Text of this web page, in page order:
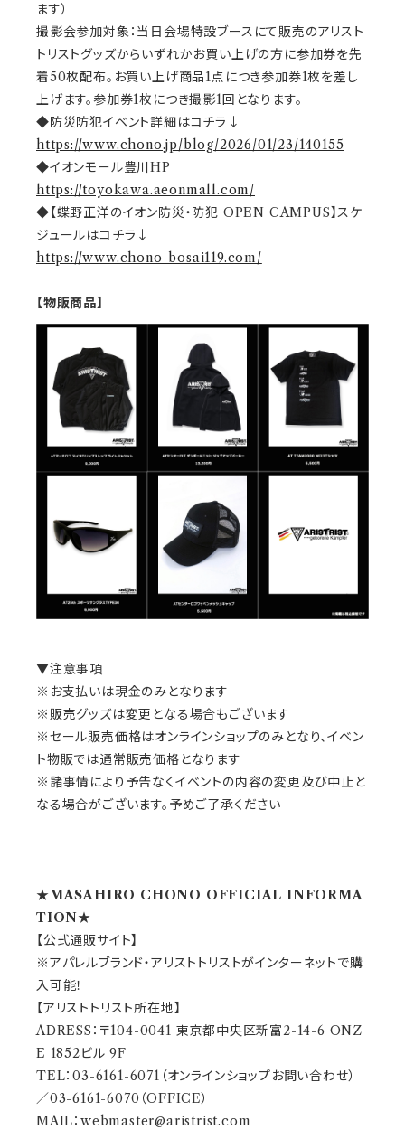
ます）
撮影会参加対象：当日会場特設ブースにて販売のアリスト
トリストグッズからいずれかお買い上げの方に参加券を先
着50枚配布。お買い上げ商品1点につき参加券1枚を差し
上げます。参加券1枚につき撮影1回となります。
◆防災防犯イベント詳細はコチラ↓
https://www.chono.jp/blog/2026/01/23/140155
◆イオンモール豊川HP
https://toyokawa.aeonmall.com/
◆【蝶野正洋のイオン防災・防犯 OPEN CAMPUS】スケ
ジュールはコチラ↓
https://www.chono-bosai119.com/
【物販商品】
▼注意事項
※お支払いは現金のみとなります
※販売グッズは変更となる場合もございます
※セール販売価格はオンラインショップのみとなり、イベン
ト物販では通常販売価格となります
※諸事情により予告なくイベントの内容の変更及び中止と
なる場合がございます。予めご了承ください
★MASAHIRO CHONO OFFICIAL INFORMA
TION★
【公式通販サイト】
※アパレルブランド・アリストトリストがインターネットで購
入可能！
【アリストトリスト所在地】
ADRESS：〒104-0041 東京都中央区新富2-14-6 ONZ
E 1852ビル 9F
TEL：03-6161-6071（オンラインショップお問い合わせ）
／03-6161-6070（OFFICE）
MAIL： webmaster@aristrist.com